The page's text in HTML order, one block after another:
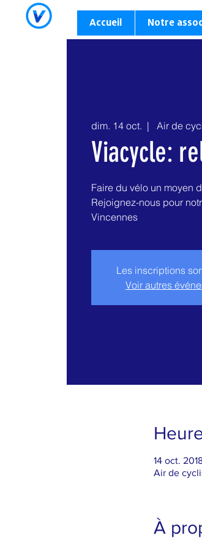
Accueil Notre
dim. 14 oct.
  |
Air de
Viacycle:
Faire du vélo un moyen
Rejoignez-nous pour
Vincennes
Les inscriptions
Voir autres
14 oct.
Air de
À